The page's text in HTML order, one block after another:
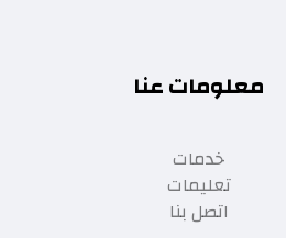
معلومات عنا
خدمات
تعليمات
اتصل بنا